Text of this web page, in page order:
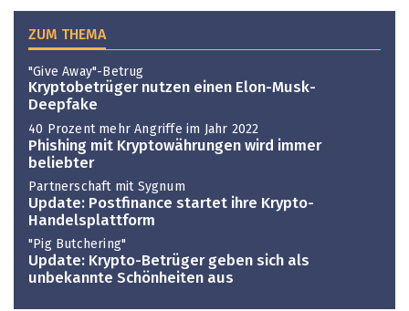
ZUM THEMA
"Give Away"-Betrug
Kryptobetrüger nutzen einen Elon-Musk-
Deepfake
40 Prozent mehr Angriffe im Jahr 2022
Phishing mit Kryptowährungen wird immer
beliebter
Partnerschaft mit Sygnum
Update: Postfinance startet ihre Krypto-
Handelsplattform
"Pig Butchering"
Update: Krypto-Betrüger geben sich als
unbekannte Schönheiten aus